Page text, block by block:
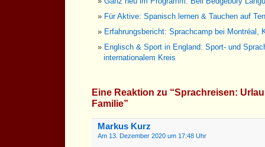
Für Aktive: Spanisch lernen & Tauchen auf
Erfahrungsbericht: Sprachcamp bei Montréal,
Englisch & Sport in England: Sport- und
internationalem Kreis
Eine Reaktion zu “Sprachreisen:
Familie”
Markus Kurz
Am 13. Dezember 2020 um 17:48 Uhr